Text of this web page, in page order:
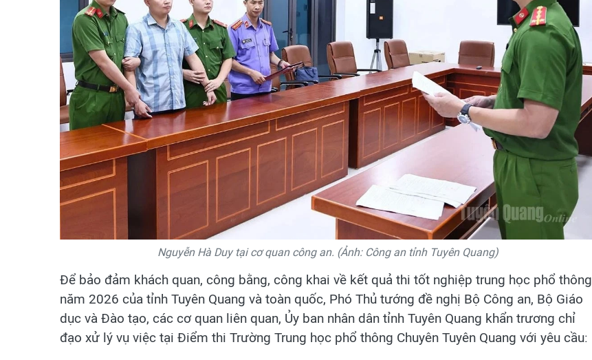
Nguyễn Hà Duy tại cơ quan công an. (Ảnh: Công an tỉnh Tuyên Quang)
Để bảo đảm khách quan, công bằng, công khai về kết quả thi tốt nghiệp trung học phổ thông
năm 2026 của tỉnh Tuyên Quang và toàn quốc, Phó Thủ tướng đề nghị Bộ Công an, Bộ Giáo
dục và Đào tạo, các cơ quan liên quan, Ủy ban nhân dân tỉnh Tuyên Quang khẩn trương chỉ
đạo xử lý vụ việc tại Điểm thi Trường Trung học phổ thông Chuyên Tuyên Quang với yêu cầu: